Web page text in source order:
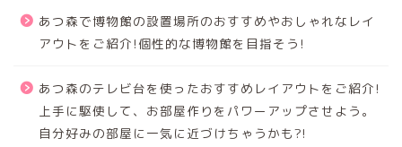
あつ森で博物館の設置場所のおすすめやおしゃれなレイ
アウトをご紹介!個性的な博物館を目指そう!
あつ森のテレビ台を使ったおすすめレイアウトをご紹介!
上手に駆使して、お部屋作りをパワーアップさせよう。
自分好みの部屋に一気に近づけちゃうかも?!